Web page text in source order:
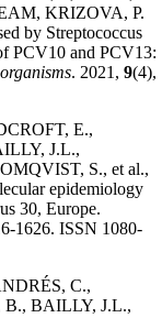
KRIZOVA, P.
by Streptococcus
PCV10 and PCV13:
. 2021, 9(4),
E.,
J.L.,
S., et al.,
epidemiology
30, Europe.
1626. ISSN 1080-
C.,
BAILLY, J.L.,